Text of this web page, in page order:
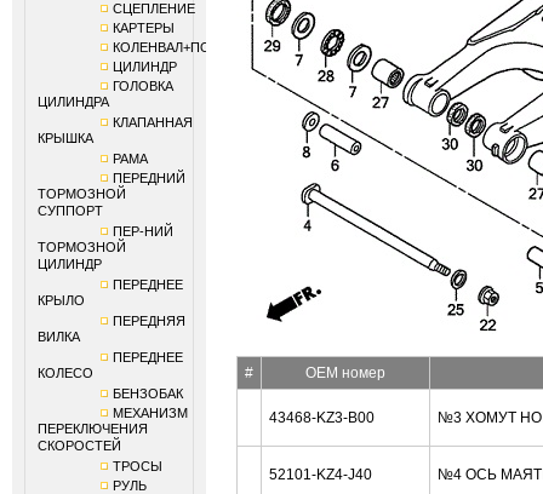
СЦЕПЛЕНИЕ
КАРТЕРЫ
КОЛЕНВАЛ+ПОРШЕНЬ
ЦИЛИНДР
ГОЛОВКА
ЦИЛИНДРА
КЛАПАННАЯ
КРЫШКА
РАМА
ПЕРЕДНИЙ
ТОРМОЗНОЙ
СУППОРТ
ПЕР-НИЙ
ТОРМОЗНОЙ
ЦИЛИНДР
ПЕРЕДНЕЕ
КРЫЛО
ПЕРЕДНЯЯ
ВИЛКА
ПЕРЕДНЕЕ
КОЛЕСО
БЕНЗОБАК
МЕХАНИЗМ
ПЕРЕКЛЮЧЕНИЯ
СКОРОСТЕЙ
ТРОСЫ
РУЛЬ
# OEM номер
43468-KZ3-B00 №3 ХОМУТ
52101-KZ4-J40 №4 ОСЬ